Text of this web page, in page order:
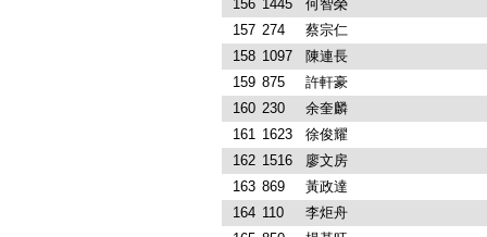
156 1445
何智榮
157 274
蔡宗仁
158 1097
陳連長
159 875
許軒豪
160 230
余奎麟
161 1623
徐俊耀
162 1516
廖文房
163 869
黃政達
164 110
李炬舟